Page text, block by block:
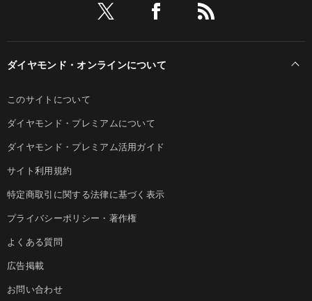
ダイヤモンド・オンラインについて
このサイトについて
ダイヤモンド・プレミアムについて
ダイヤモンド・プレミアム活用ガイド
サイト利用規約
特定商取引に関する法律に基づく表示
プライバシーポリシー・著作権
よくある質問
広告掲載
お問い合わせ